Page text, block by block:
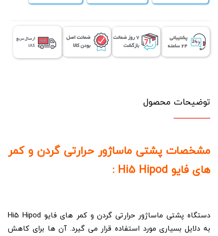
توضیحات محصول
مشخصات پشتی ماساژور حرارتی گردن و کمر
های فایو Hi5 Hipod :
دستگاه پشتی ماساژور حرارتی گردن و کمر های فایو Hi5 Hipod
به دلایل بسیاری مورد استفاده قرار می گیرد. آن ها برای کاهش